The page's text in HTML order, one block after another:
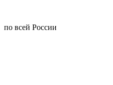
по всей России